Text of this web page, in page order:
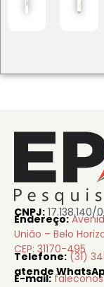
CNPJ: 17.138.140/
Endereço:
União – Belo
CEP: 31170-495
Telefone: (31)
atende
E-mail: